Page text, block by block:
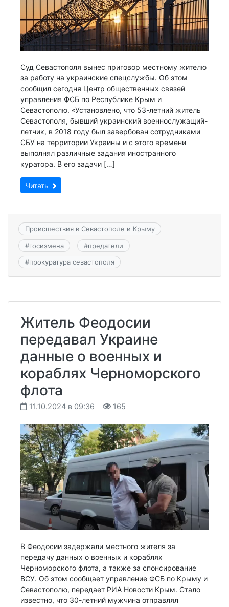
Суд Севастополя вынес приговор местному жителю
за работу на украинские спецслужбы. Об этом
сообщил сегодня Центр общественных связей
управления ФСБ по Республике Крым и
Севастополю. «Установлено, что 53-летний житель
Севастополя, бывший украинский военнослужащий-
летчик, в 2018 году был завербован сотрудниками
СБУ на территории Украины и с этого времени
выполнял различные задания иностранного
куратора. В его задачи […]
Читать
Происшествия в Севастополе и Крыму
#госизмена #предатели
#прокуратура севастополя
Житель Феодосии
передавал Украине
данные о военных и
кораблях Черноморского
флота
11.10.2024 в 09:36 165
В Феодосии задержали местного жителя за
передачу данных о военных и кораблях
Черноморского флота, а также за спонсирование
ВСУ. Об этом сообщает управление ФСБ по Крыму и
Севастополю, передает РИА Новости Крым. Стало
известно, что 30-летний мужчина отправлял